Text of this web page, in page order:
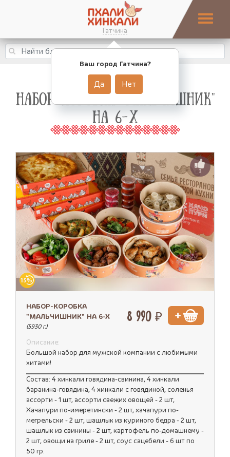
Гатчина
Ваш город Гатчина?
Да Нет
НАБОР-КОРОБКА "МАЛЬЧИШНИК"
НА 6-Х
3
НАБОР-КОРОБКА
"МАЛЬЧИШНИК" НА 6-Х
(5930 г.)
8 990 ₽
Описание:
Большой набор для мужской компании с любимыми
хитами!
Состав: 4 хинкали говядина-свинина, 4 хинкали
баранина-говядина, 4 хинкали с говядиной, соленья
ассорти - 1 шт, ассорти свежих овощей - 2 шт,
Хачапури по-имеретински - 2 шт, хачапури по-
мегрельски - 2 шт, шашлык из куриного бедра - 2 шт,
шашлык из свинины - 2 шт, картофель по-домашнему -
2 шт, овощи на гриле - 2 шт, соус сацебели - 6 шт по
50 гр.